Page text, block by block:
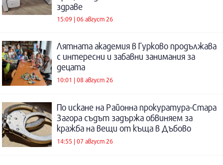
здраве
15:09 | 06 август 26
Лятната академия в Гурково продължава
с интересни и забавни занимания за
децата
10:01 | 08 август 26
По искане на Районна прокуратура-Стара
Загора съдът задържа обвиняем за
кражба на вещи от къща в Дъбово
14:55 | 07 август 26